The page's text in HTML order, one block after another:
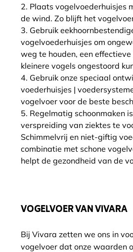
Plaats vogelvoederhuisjes
de wind. Zo blijft het
Gebruik
vogelvoederhuisjes om
weg te houden, een
kleinere vogels ongestoord
Gebruik onze speciaal
voederhuisjes |
vogelvoer voor de beste
Regelmatig schoonmaken
verspreiding van ziektes te
Schimmelvrij en niet-giftig
combinatie met schone
helpt de gezondheid van de
VOGELVOER VAN VIVARA
Bij Vivara zetten we ons in
vogelvoer dat onze waarden